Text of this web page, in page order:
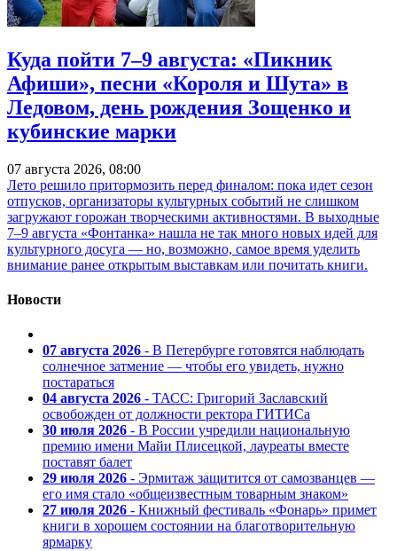
Куда пойти 7–9 августа: «Пикник
Афиши», песни «Короля и Шута» в
Ледовом, день рождения Зощенко и
кубинские марки
07 августа 2026, 08:00
Лето решило притормозить перед финалом: пока идет сезон
отпусков, организаторы культурных событий не слишком
загружают горожан творческими активностями. В выходные
7–9 августа «Фонтанка» нашла не так много новых идей для
культурного досуга — но, возможно, самое время уделить
внимание ранее открытым выставкам или почитать книги.
Новости
07 августа 2026 - В Петербурге готовятся наблюдать
солнечное затмение — чтобы его увидеть, нужно
постараться
04 августа 2026 - ТАСС: Григорий Заславский
освобожден от должности ректора ГИТИСа
30 июля 2026 - В России учредили национальную
премию имени Майи Плисецкой, лауреаты вместе
поставят балет
29 июля 2026 - Эрмитаж защитится от самозванцев —
его имя стало «общеизвестным товарным знаком»
27 июля 2026 - Книжный фестиваль «Фонарь» примет
книги в хорошем состоянии на благотворительную
ярмарку